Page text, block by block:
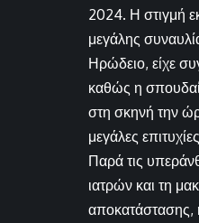
2024. Η στιγμή
μεγάλης
Ηρώδειο, είχε
καθώς η
στη σκηνή την
μεγάλες
Παρά τις
ιατρών και τη
αποκατάστασης,